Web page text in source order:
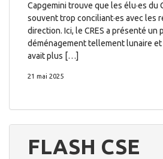
Capgemini trouve que les élu·es du
souvent trop conciliant·es avec les
direction. Ici, le CRES a présenté un
déménagement tellement lunaire et
avait plus […]
21 mai 2025
FLASH CSE